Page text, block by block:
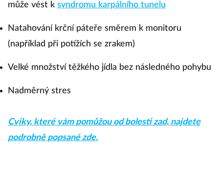
může vést k syndromu karpálního tunelu
Natahování krční páteře směrem k monitoru
(například při potížích se zrakem)
Velké množství těžkého jídla bez následného pohybu
Nadměrný stres
Cviky, které vám pomůžou od bolesti zad, najdete
podrobně popsané zde.